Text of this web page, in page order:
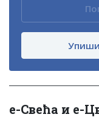
е-Свећа и е-